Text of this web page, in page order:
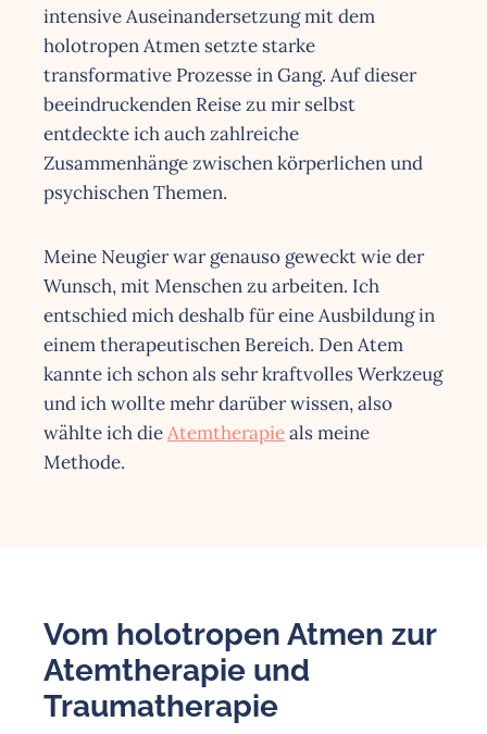
intensive Auseinandersetzung mit dem
holotropen Atmen setzte starke
transformative Prozesse in Gang. Auf dieser
beeindruckenden Reise zu mir selbst
entdeckte ich auch zahlreiche
Zusammenhänge zwischen körperlichen und
psychischen Themen.
Meine Neugier war genauso geweckt wie der
Wunsch, mit Menschen zu arbeiten. Ich
entschied mich deshalb für eine Ausbildung in
einem therapeutischen Bereich. Den Atem
kannte ich schon als sehr kraftvolles Werkzeug
und ich wollte mehr darüber wissen, also
wählte ich dieAtemtherapieals meine
Methode.
Vom holotropen Atmen zur
Atemtherapie und
Traumatherapie